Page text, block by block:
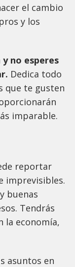
el cambio
y los
no esperes
Dedica todo
que te gusten
imparable.
reportar
imprevisibles.
buenas
Tendrás
la economía,
asuntos en